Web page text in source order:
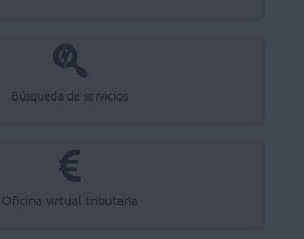
Búsqueda de servicios
Oficina virtual tributaria